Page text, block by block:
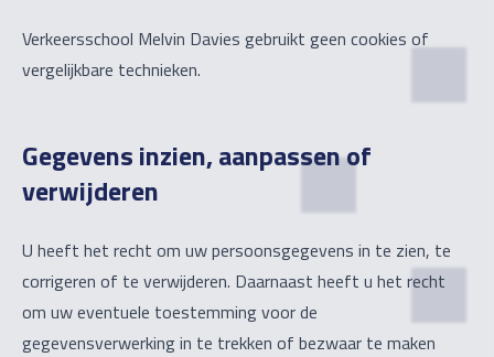
Verkeersschool Melvin Davies gebruikt geen cookies of
vergelijkbare technieken.
Gegevens inzien, aanpassen of
verwijderen
U heeft het recht om uw persoonsgegevens in te zien, te
corrigeren of te verwijderen. Daarnaast heeft u het recht
om uw eventuele toestemming voor de
gegevensverwerking in te trekken of bezwaar te maken